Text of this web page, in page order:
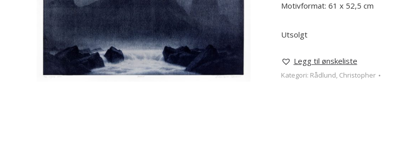
Motivformat: 61 x 52,5 cm
Utsolgt
Legg til ønskeliste
Kategori: Rådlund, Christopher